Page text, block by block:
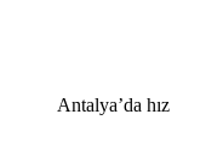
Antalya’da hız